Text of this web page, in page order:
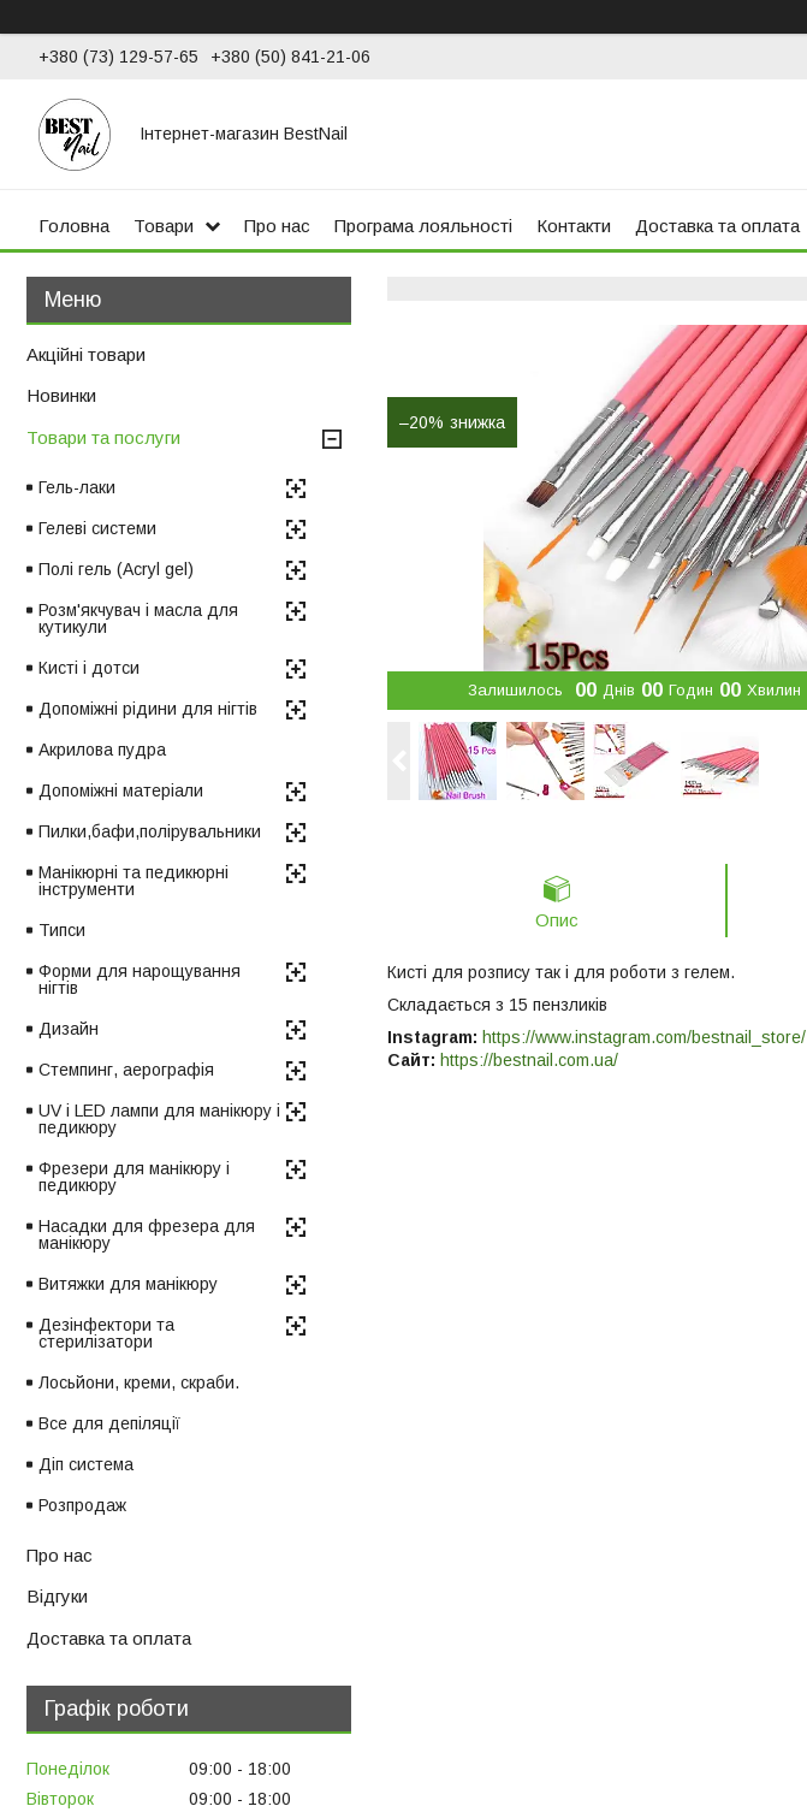
+380 (73) 129-57-65 +380 (50) 841-21-06
Інтернет-магазин BestNail
Головна Товари Про нас Програма лояльності Контакти Доставка та оплата
–20%
Залишилось 00 Днів 00 Годин 00 Хвилин
Опис
Кисті для розпису так і для роботи з гелем.
Складається з 15 пензликів
Instagram: https://www.instagram.com/bestnail_store/
Сайт: https://bestnail.com.ua/
Акційні товари
Новинки
Товари та послуги
Гель-лаки
Гелеві системи
Полі гель (Acryl gel)
Розм'якчувач і масла для
кутикули
Кисті і дотси
Допоміжні рідини для нігтів
Акрилова пудра
Допоміжні матеріали
Пилки,бафи,полірувальники
Манікюрні та педикюрні
інструменти
Типси
Форми для нарощування
нігтів
Дизайн
Стемпинг, аерографія
UV і LED лампи для манікюру і
педикюру
Фрезери для манікюру і
педикюру
Насадки для фрезера для
манікюру
Витяжки для манікюру
Дезінфектори та
стерилізатори
Лосьйони, креми, скраби.
Все для депіляції
Діп система
Розпродаж
Про нас
Відгуки
Доставка та оплата
Графік роботи
Понеділок 09:00
18:00
Вівторок
09:00
18:00